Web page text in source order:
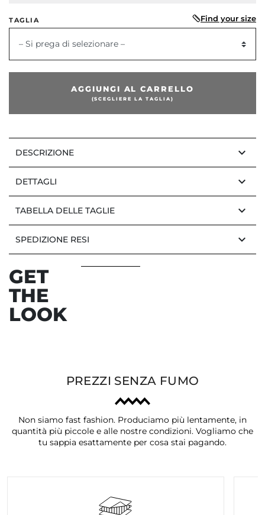
TAGLIA Find your size
– Si prega di selezionare –
AGGIUNGI AL CARRELLO
(SCEGLIERE LA TAGLIA)
DESCRIZIONE keyboard_arrow_down
DETTAGLI keyboard_arrow_down
TABELLA DELLE TAGLIE keyboard_arrow_down
SPEDIZIONE RESI keyboard_arrow_down
GET
THE
LOOK
PREZZI SENZA FUMO
Non siamo fast fashion. Produciamo più lentamente, in
quantità più piccole e alle nostre condizioni. Vogliamo che
tu sappia esattamente per cosa stai pagando.